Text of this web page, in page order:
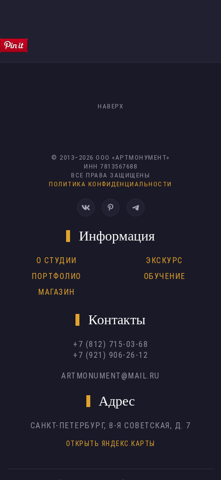
НАВЕРХ
© 2013– 2026 ООО «АРТМОНУМЕНТ»
ИНН 7813567688
ВСЕ ПРАВА ЗАЩИЩЕНЫ
ПОЛИТИКА КОНФИДЕНЦИАЛЬНОСТИ
Информация
О СТУДИИ
ПОРТФОЛИО
МАГАЗИН
ЭКСКУРС
ОБУЧЕНИЕ
Контакты
+7 (812) 715-03-68
+7 (921) 906-26-12
ARTMONUMENT@MAIL.RU
Адрес
САНКТ-ПЕТЕРБУРГ, 8-Я СОВЕТСКАЯ, Д. 7
ОТКРЫТЬ ЯНДЕКС.КАРТЫ